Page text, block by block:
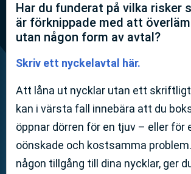
Har du funderat på vilka risker
är förknippade med att
utan någon form av avtal?
Skriv ett nyckelavtal här.
Att låna ut nycklar utan ett
kan i värsta fall innebära att du
öppnar dörren för en tjuv – eller för
oönskade och kostsamma
någon tillgång till dina nycklar, ger